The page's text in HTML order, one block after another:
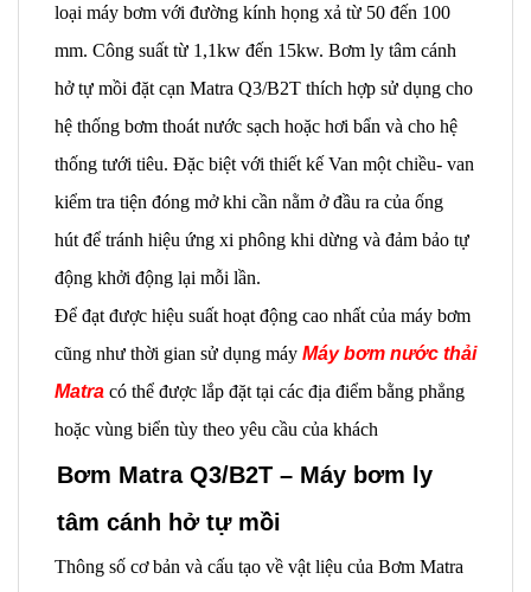
loại máy bơm với đường kính họng xả từ 50 đến 100
mm. Công suất từ 1,1kw đến 15kw. Bơm ly tâm cánh
hở tự mồi đặt cạn Matra Q3/B2T thích hợp sử dụng cho
hệ thống bơm thoát nước sạch hoặc hơi bẩn và cho hệ
thống tưới tiêu. Đặc biệt với thiết kế Van một chiều- van
kiểm tra tiện đóng mở khi cần nằm ở đầu ra của ống
hút để tránh hiệu ứng xi phông khi dừng và đảm bảo tự
động khởi động lại mỗi lần.
Để đạt được hiệu suất hoạt động cao nhất của máy bơm
cũng như thời gian sử dụng máy Máy bơm nước thải
Matra có thể được lắp đặt tại các địa điểm bằng phẳng
hoặc vùng biển tùy theo yêu cầu của khách
Bơm Matra Q3/B2T – Máy bơm ly
tâm cánh hở tự mồi
Thông số cơ bản và cấu tạo về vật liệu của Bơm Matra